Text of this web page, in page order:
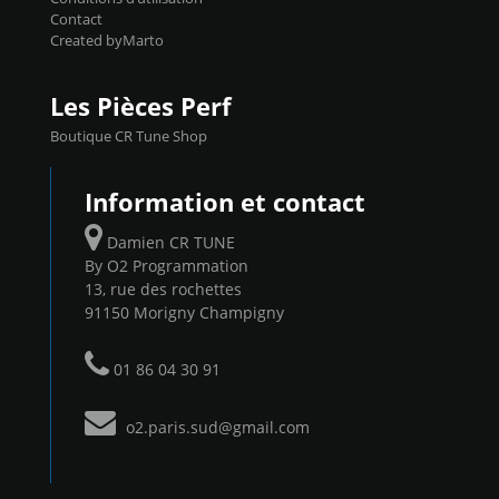
Contact
Created byMarto
Les Pièces Perf
Boutique CR Tune Shop
Information et contact
Damien CR TUNE
By O2 Programmation
13, rue des rochettes
91150 Morigny Champigny
01 86 04 30 91
o2.paris.sud@gmail.com